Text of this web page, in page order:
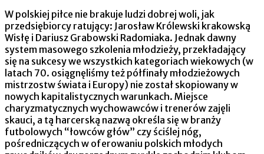
W polskiej piłce nie brakuje ludzi dobrej woli, jak
przedsiębiorcy ratujący: Jarosław Królewski krakowską
Wisłę i Dariusz Grabowski Radomiaka. Jednak dawny
system masowego szkolenia młodzieży, przekładający
się na sukcesy we wszystkich kategoriach wiekowych (w
latach 70. osiągnęliśmy też półfinały młodzieżowych
mistrzostw świata i Europy) nie został skopiowany w
nowych kapitalistycznych warunkach. Miejsce
charyzmatycznych wychowawców i trenerów zajęli
skauci, a tą harcerską nazwą określa się w branży
futbolowych “łowców głów” czy ściślej nóg,
pośredniczących w oferowaniu polskich młodych